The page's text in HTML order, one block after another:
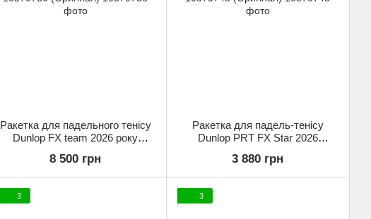
Ракетка для падельного тенісу
Dunlop FX team 2026 року
8 500 грн
Ракетка для падель-тенісу
Dunlop PRT FX Star 2026
3 880 грн
3 3